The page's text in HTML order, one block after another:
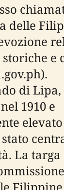
delle
e
di
1910 e
La targa